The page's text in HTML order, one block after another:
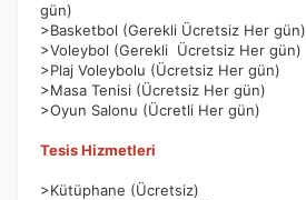
gün)
>Basketbol (Gerekli Ücretsiz Her gün)
>Voleybol (Gerekli Ücretsiz Her gün)
>Plaj Voleybolu (Ücretsiz Her gün)
>Masa Tenisi (Ücretsiz Her gün)
>Oyun Salonu (Ücretli Her gün)
Tesis Hizmetleri
>Kütüphane (Ücretsiz)